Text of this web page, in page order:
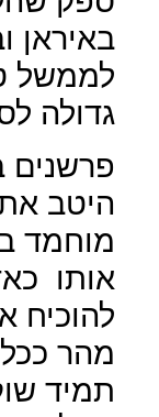
באיראן
לממשל
גדולה
פרשנים
היטב
מוחמד
אותו
להוכיח
מהר
תמיד